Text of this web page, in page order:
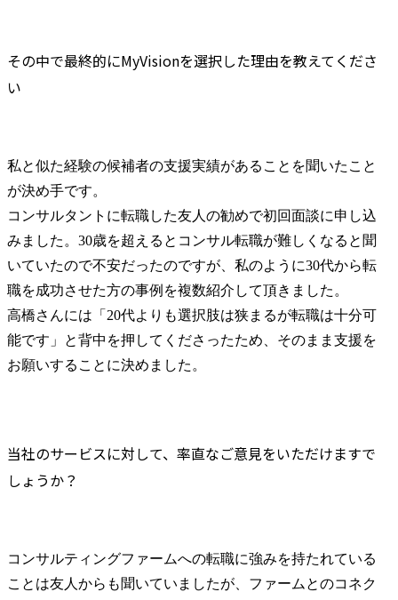
その中で最終的にMyVisionを選択した理由を教えてくださ
い
私と似た経験の候補者の支援実績があることを聞いたこと
が決め手です。
コンサルタントに転職した友人の勧めで初回面談に申し込
みました。30歳を超えるとコンサル転職が難しくなると聞
いていたので不安だったのですが、私のように30代から転
職を成功させた方の事例を複数紹介して頂きました。
高橋さんには「20代よりも選択肢は狭まるが転職は十分可
能です」と背中を押してくださったため、そのまま支援を
お願いすることに決めました。
当社のサービスに対して、率直なご意見をいただけますで
しょうか？
コンサルティングファームへの転職に強みを持たれている
ことは友人からも聞いていましたが、ファームとのコネク